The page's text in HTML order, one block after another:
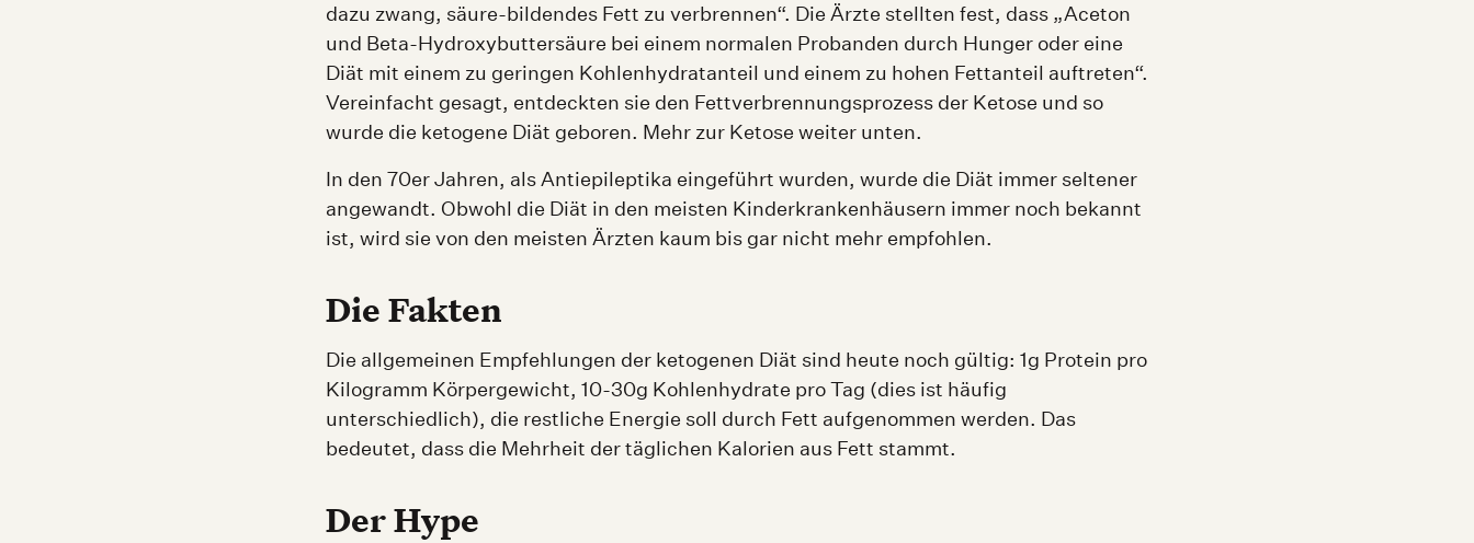
dazu zwang, säure-bildendes Fett zu verbrennen“. Die Ärzte stellten fest, dass „Aceton
und Beta-Hydroxybuttersäure bei einem normalen Probanden durch Hunger oder eine
Diät mit einem zu geringen Kohlenhydratanteil und einem zu hohen Fettanteil auftreten“.
Vereinfacht gesagt, entdeckten sie den Fettverbrennungsprozess der Ketose und so
wurde die ketogene Diät geboren. Mehr zur Ketose weiter unten.
In den 70er Jahren, als Antiepileptika eingeführt wurden, wurde die Diät immer seltener
angewandt. Obwohl die Diät in den meisten Kinderkrankenhäusern immer noch bekannt
ist, wird sie von den meisten Ärzten kaum bis gar nicht mehr empfohlen.
Die Fakten
Die allgemeinen Empfehlungen der ketogenen Diät sind heute noch gültig: 1g Protein pro
Kilogramm Körpergewicht, 10-30g Kohlenhydrate pro Tag (dies ist häufig
unterschiedlich), die restliche Energie soll durch Fett aufgenommen werden. Das
bedeutet, dass die Mehrheit der täglichen Kalorien aus Fett stammt.
Der Hype